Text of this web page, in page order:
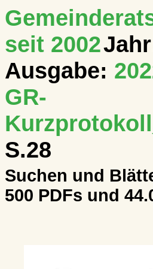
seit 2002
Ausgabe:
GR-
S.28
Suchen und
500 PDFs und